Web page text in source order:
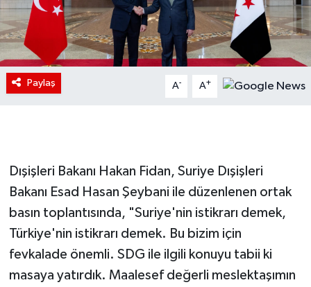
Paylaş A- A+
Dışişleri Bakanı Hakan Fidan, Suriye Dışişleri
Bakanı Esad Hasan Şeybani ile düzenlenen ortak
basın toplantısında, "Suriye'nin istikrarı demek,
Türkiye'nin istikrarı demek. Bu bizim için
fevkalade önemli. SDG ile ilgili konuyu tabii ki
masaya yatırdık. Maalesef değerli meslektaşımın